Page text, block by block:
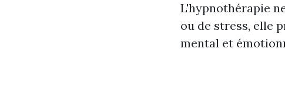
L'hypnothérapie
ou de stress, elle
mental et